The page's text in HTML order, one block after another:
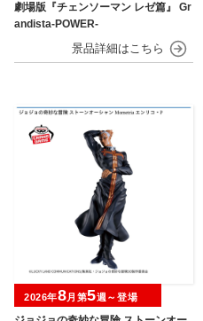
劇場版『チェンソーマン レゼ篇』 Gr
andista-POWER-
2026年8月第5週～登場